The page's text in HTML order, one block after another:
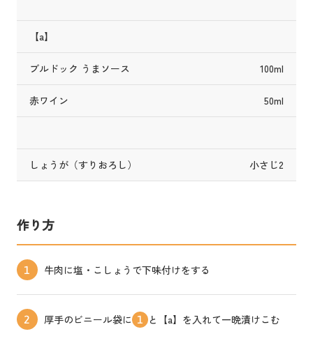
【a】
ブルドック うまソース 100ml
赤ワイン 50ml
しょうが（すりおろし） 小さじ2
作り方
1 牛肉に塩・こしょうで下味付けをする
2 厚手のビニール袋に 1 と【a】を入れて一晩漬けこむ